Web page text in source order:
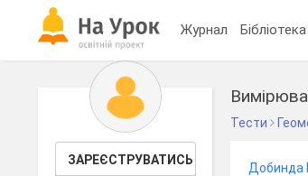
Журнал Бібліотека
ЗАРЕЄСТРУВАТИСЬ
Тести
Добинда